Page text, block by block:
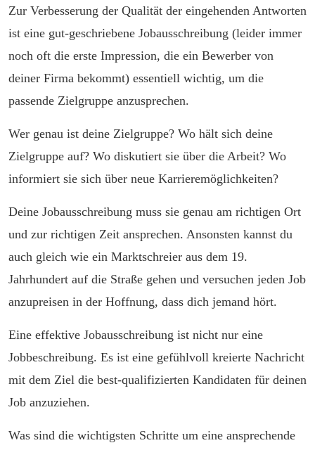
Zur Verbesserung der Qualität der eingehenden Antworten
ist eine gut-geschriebene Jobausschreibung (leider immer
noch oft die erste Impression, die ein Bewerber von
deiner Firma bekommt) essentiell wichtig, um die
passende Zielgruppe anzusprechen.
Wer genau ist deine Zielgruppe? Wo hält sich deine
Zielgruppe auf? Wo diskutiert sie über die Arbeit? Wo
informiert sie sich über neue Karrieremöglichkeiten?
Deine Jobausschreibung muss sie genau am richtigen Ort
und zur richtigen Zeit ansprechen. Ansonsten kannst du
auch gleich wie ein Marktschreier aus dem 19.
Jahrhundert auf die Straße gehen und versuchen jeden Job
anzupreisen in der Hoffnung, dass dich jemand hört.
Eine effektive Jobausschreibung ist nicht nur eine
Jobbeschreibung. Es ist eine gefühlvoll kreierte Nachricht
mit dem Ziel die best-qualifizierten Kandidaten für deinen
Job anzuziehen.
Was sind die wichtigsten Schritte um eine ansprechende